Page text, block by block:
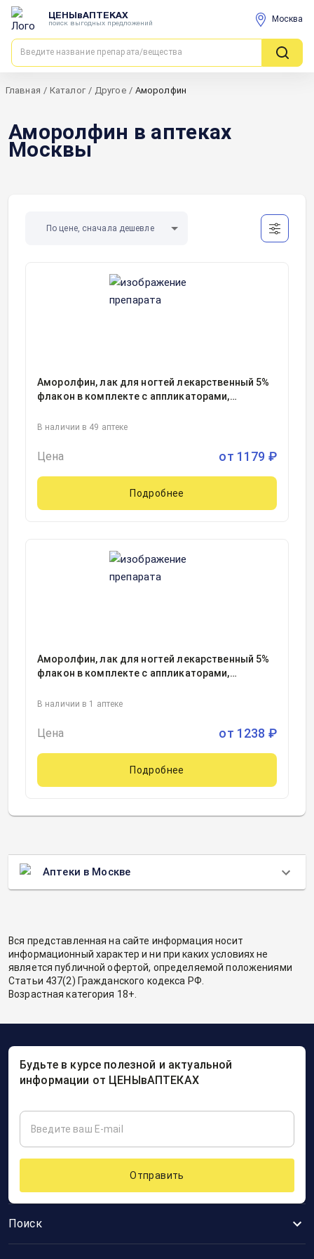
ЦЕНЫвАПТЕКАХ
поиск выгодных предложений Москва
Главная / Каталог / Другое / Аморолфин
Аморолфин в аптеках
Москвы
По цене, сначала дешевле
Аморолфин, лак для ногтей лекарственный 5%
флакон в комплекте с аппликаторами,
очищающими 3миллилитр, 1
В наличии в 49 аптеке
Цена от 1179 ₽
Подробнее
Аморолфин, лак для ногтей лекарственный 5%
флакон в комплекте с аппликаторами,
очищающими 2.5миллилитр, 1
В наличии в 1 аптеке
Цена от 1238 ₽
Подробнее
Аптеки в Москве
Вся представленная на сайте информация носит
информационный характер и ни при каких условиях не
является публичной офертой, определяемой положениями
Статьи 437(2) Гражданского кодекса РФ.
Возрастная категория 18+.
Поиск
Будьте в курсе полезной и актуальной
информации от ЦЕНЫвАПТЕКАХ
Отправить